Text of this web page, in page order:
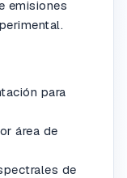
emisiones
para
área de
de